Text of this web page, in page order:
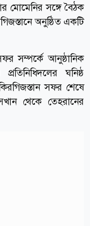
মোমেনির সঙ্গে বৈঠক
অনুষ্ঠিত একটি
সম্পর্কে আনুষ্ঠানিক
ঘনিষ্ঠ
সফর শেষে
থেকে তেহরানের